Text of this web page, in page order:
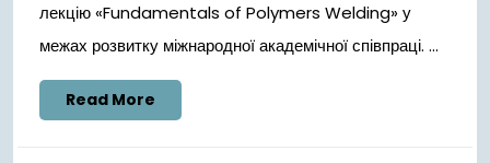
лекцію «Fundamentals of Polymers Welding» у
межах розвитку міжнародної академічної співпраці. ...
Read More
More